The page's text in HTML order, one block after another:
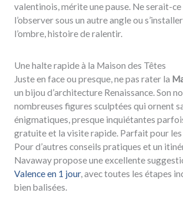
valentinois, mérite une pause. Ne serait-
l’observer sous un autre angle ou
l’ombre, histoire de ralentir.
Une halte rapide à la Maison des Têtes
Juste en face ou presque, ne pas rater la
un bijou d’architecture Renaissance. Son
nombreuses figures sculptées qui ornent
énigmatiques, presque inquiétantes
gratuite et la visite rapide. Parfait pour les
Pour d’autres conseils pratiques et un
Navaway propose une excellente
Valence en 1 jour, avec toutes les étapes
bien balisées.